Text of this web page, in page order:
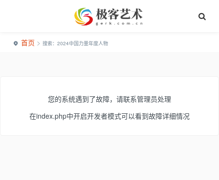
首页 > 搜索：2024中国力量年度人物
您的系统遇到了故障，请联系管理员处理
在index.php中开启开发者模式可以看到故障详细情况